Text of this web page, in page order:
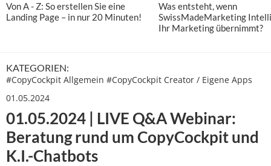
Von A - Z: So erstellen Sie eine
Landing Page – in nur 20 Minuten!
Was entsteht, wenn
SwissMadeMarketing
Ihr Marketing übernimmt?
KATEGORIEN:
#CopyCockpit Allgemein #CopyCockpit Creator / Eigene Apps
01.05.2024
01.05.2024 | LIVE Q&A Webinar:
Beratung rund um CopyCockpit und
K.I.-Chatbots